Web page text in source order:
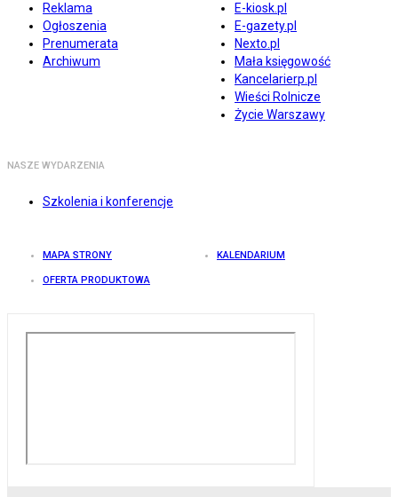
Reklama
Ogłoszenia
Prenumerata
Archiwum
E-kiosk.pl
E-gazety.pl
Nexto.pl
Mała księgowość
Kancelarierp.pl
Wieści Rolnicze
Życie Warszawy
NASZE WYDARZENIA
Szkolenia i konferencje
MAPA STRONY KALENDARIUM
OFERTA PRODUKTOWA